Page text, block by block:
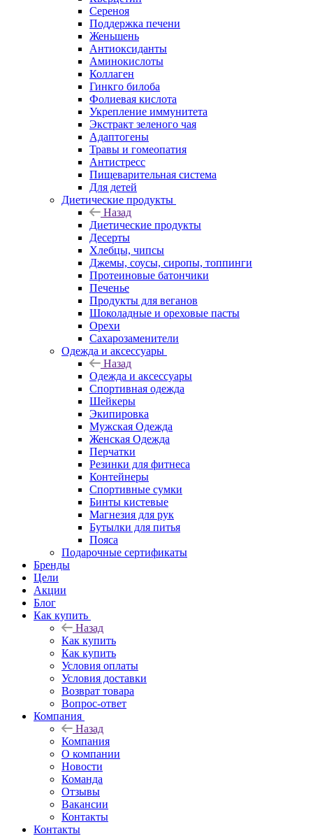
Сереноя
Поддержка печени
Женьшень
Антиоксиданты
Аминокислоты
Коллаген
Гинкго билоба
Фолиевая кислота
Укрепление иммунитета
Экстракт зеленого чая
Адаптогены
Травы и гомеопатия
Антистресс
Пищеварительная система
Для детей
Диетические продукты
Назад
Диетические продукты
Десерты
Хлебцы, чипсы
Джемы, соусы, сиропы, топпинги
Протеиновые батончики
Печенье
Продукты для веганов
Шоколадные и ореховые пасты
Орехи
Сахарозаменители
Одежда и аксессуары
Назад
Одежда и аксессуары
Спортивная одежда
Шейкеры
Экипировка
Мужская Одежда
Женская Одежда
Перчатки
Резинки для фитнеса
Контейнеры
Спортивные сумки
Бинты кистевые
Магнезия для рук
Бутылки для питья
Пояса
Подарочные сертификаты
Бренды
Цели
Акции
Блог
Как купить
Назад
Как купить
Как купить
Условия оплаты
Условия доставки
Возврат товара
Вопрос-ответ
Компания
Назад
Компания
О компании
Новости
Команда
Отзывы
Вакансии
Контакты
Контакты